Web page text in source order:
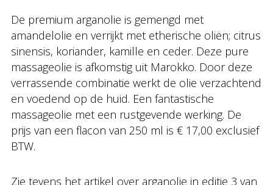
De premium arganolie is gemengd met
amandelolie en verrijkt met etherische oliën; citrus
sinensis, koriander, kamille en ceder. Deze pure
massageolie is afkomstig uit Marokko. Door deze
verrassende combinatie werkt de olie verzachtend
en voedend op de huid. Een fantastische
massageolie met een rustgevende werking. De
prijs van een flacon van 250 ml is € 17,00 exclusief
BTW.
Zie tevens het artikel over arganolie in editie 3 van